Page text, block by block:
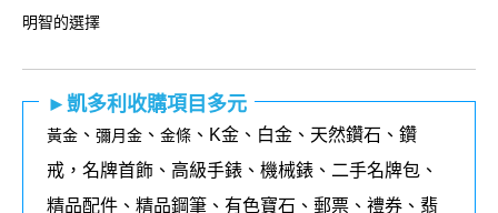
明智的選擇
►凱多利收購項目多元
黃金 、 彌月金 、 金條 、K金、白金、天然鑽石、鑽
戒，名牌首飾、高級手錶、機械錶、二手名牌包、
精品配件、精品鋼筆、有色寶石、郵票、禮券、翡